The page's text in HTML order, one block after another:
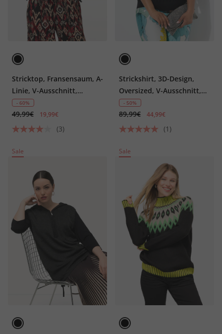
Stricktop, Fransensaum, A-
Linie, V-Ausschnitt,
ärmellos
- 60%
49,99€ 19,99€
(3)
Strickshirt, 3D-Design,
Oversized, V-Ausschnitt,
Halbarm
- 50%
89,99€ 44,99€
(1)
Sale Sale